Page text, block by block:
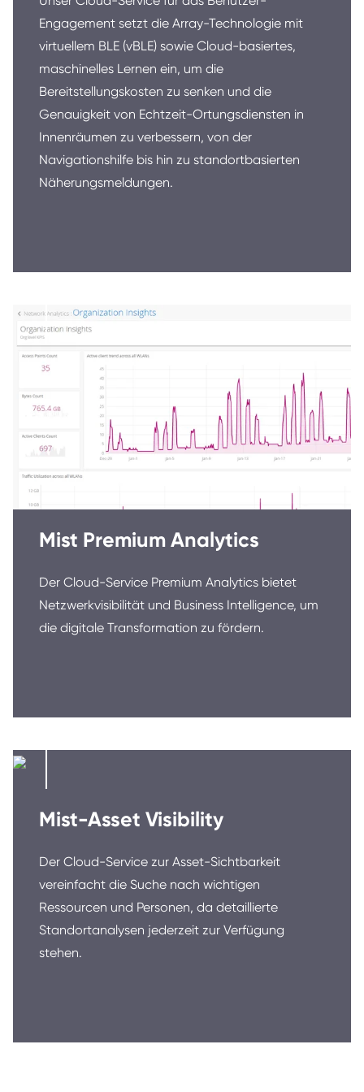
Engagement setzt die Array-Technologie mit
virtuellem BLE (vBLE) sowie Cloud-basiertes,
maschinelles Lernen ein, um die
Bereitstellungskosten zu senken und die
Genauigkeit von Echtzeit-Ortungsdiensten in
Innenräumen zu verbessern, von der
Navigationshilfe bis hin zu standortbasierten
Näherungsmeldungen.
Mist Premium Analytics
Der Cloud-Service Premium Analytics bietet
Netzwerkvisibilität und Business Intelligence, um
die digitale Transformation zu fördern.
Mist-Asset Visibility
Der Cloud-Service zur Asset-Sichtbarkeit
vereinfacht die Suche nach wichtigen
Ressourcen und Personen, da detaillierte
Standortanalysen jederzeit zur Verfügung
stehen.